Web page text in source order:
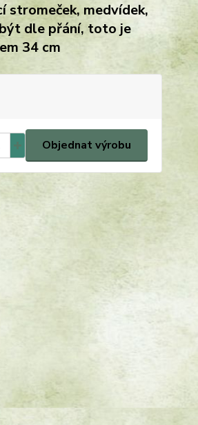
stromeček, medvídek,
dle přání, toto je
34 cm
Objednat výrobu